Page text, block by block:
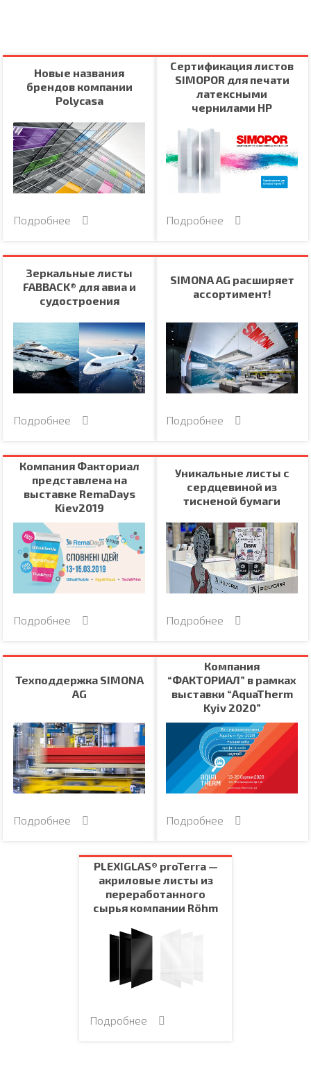
Новые названия
брендов компании
Polycasa
Подробнее
Сертификация листов
SIMOPOR для печати
латексными
чернилами HP
Подробнее
Зеркальные листы
FABBACK® для авиа и
судостроения
Подробнее
SIMONA AG расширяет
ассортимент!
Подробнее
Компания Факториал
представлена на
выставке RemaDays
Kiev2019
Подробнее
Уникальные листы с
сердцевиной из
тисненой бумаги
Подробнее
Техподдержка SIMONA
AG
Подробнее
Компания
“ФАКТОРИАЛ” в рамках
выставки “AquaTherm
Kyiv 2020”
Подробнее
PLEXIGLAS® proTerra —
акриловые листы из
переработанного
сырья компании Röhm
Подробнее